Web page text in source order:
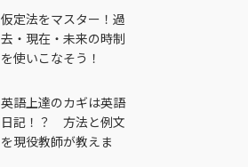
仮定法をマスター！過
去・現在・未来の時制
を使いこなそう！
英語上達のカギは英語
日記！？ 方法と例文
を現役教師が教えま